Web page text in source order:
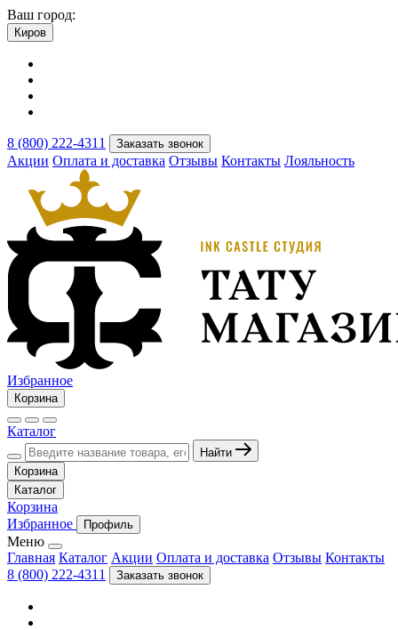
Ваш город:
Киров
8 (800) 222-4311 Заказать звонок
Акции Оплата и доставка Отзывы Контакты Лояльность
Избранное
Корзина
Каталог
Найти
Корзина
Каталог
Корзина
Избранное
Профиль
Меню
Главная Каталог Акции Оплата и доставка Отзывы Контакты
8 (800) 222-4311
Заказать звонок